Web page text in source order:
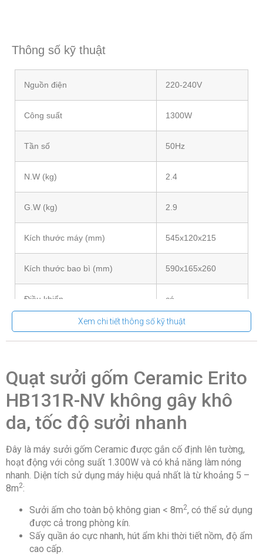
Thông số kỹ thuật
Nguồn điện 220-240V
Công suất 1300W
Tần số 50Hz
N.W (kg) 2.4
G.W (kg) 2.9
Kích thước máy (mm) 545x120x215
Kích thước bao bì (mm) 590x165x260
Điều khiển có
Diện tích khuyến nghị 5-8 m²
Xem chi tiết thông số kỹ thuật
Quạt sưởi gốm Ceramic Erito
HB131R-NV không gây khô
da, tốc độ sưởi nhanh
Đây là máy sưởi gốm Ceramic được gắn cố định lên tường,
hoạt động với công suất 1.300W và có khả năng làm nóng
nhanh. Diện tích sử dụng máy hiệu quả nhất là từ khoảng 5 –
8m2:
Sưởi ấm cho toàn bộ không gian < 8m2, có thể sử dụng
được cả trong phòng kín.
Sấy quần áo cực nhanh, hút ẩm khi thời tiết nồm, độ ẩm
cao cấp.